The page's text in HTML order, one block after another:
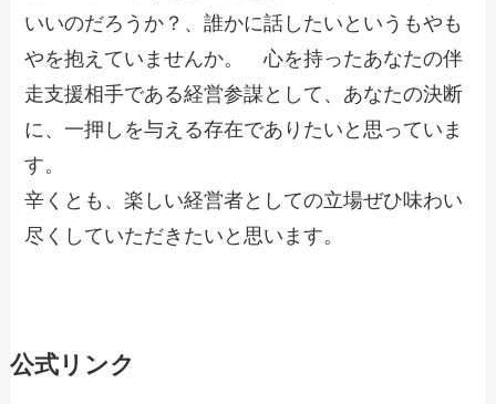
いいのだろうか？、誰かに話したいというもやも
やを抱えていませんか。 心を持ったあなたの伴
走支援相手である経営参謀として、あなたの決断
に、一押しを与える存在でありたいと思っていま
す。
辛くとも、楽しい経営者としての立場ぜひ味わい
尽くしていただきたいと思います。
公式リンク